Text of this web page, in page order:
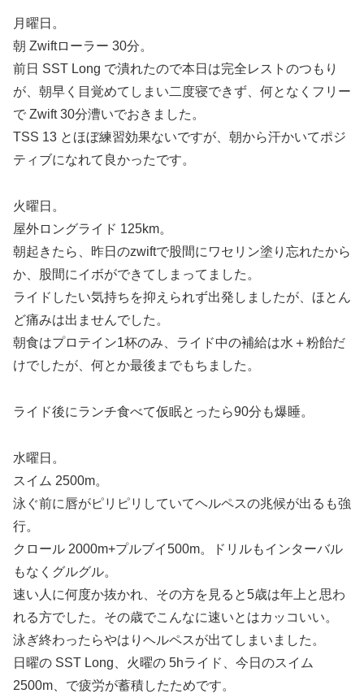
月曜日。
朝 Zwiftローラー 30分。
前日 SST Long で潰れたので本日は完全レストのつもり
が、朝早く目覚めてしまい二度寝できず、何となくフリー
で Zwift 30分漕いでおきました。
TSS 13 とほぼ練習効果ないですが、朝から汗かいてポジ
ティブになれて良かったです。
火曜日。
屋外ロングライド 125km。
朝起きたら、昨日のzwiftで股間にワセリン塗り忘れたから
か、股間にイボができてしまってました。
ライドしたい気持ちを抑えられず出発しましたが、ほとん
ど痛みは出ませんでした。
朝食はプロテイン1杯のみ、ライド中の補給は水＋粉飴だ
けでしたが、何とか最後までもちました。
ライド後にランチ食べて仮眠とったら90分も爆睡。
水曜日。
スイム 2500m。
泳ぐ前に唇がピリピリしていてヘルペスの兆候が出るも強
行。
クロール 2000m+プルブイ500m。ドリルもインターバル
もなくグルグル。
速い人に何度か抜かれ、その方を見ると5歳は年上と思わ
れる方でした。その歳でこんなに速いとはカッコいい。
泳ぎ終わったらやはりヘルペスが出てしまいました。
日曜の SST Long、火曜の 5hライド、今日のスイム
2500m、で疲労が蓄積したためです。